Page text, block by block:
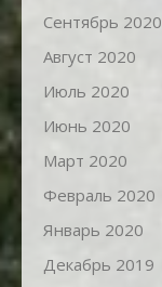
Сентябрь 2020
Август 2020
Июль 2020
Июнь 2020
Март 2020
Февраль 2020
Январь 2020
Декабрь 2019